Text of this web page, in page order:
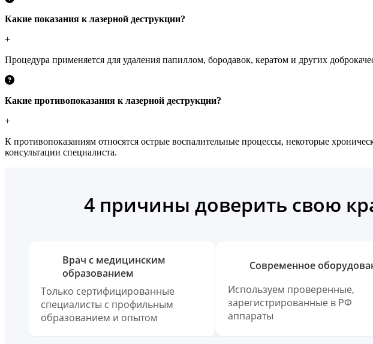
Какие показания к лазерной деструкции?
+
Процедура применяется для удаления папиллом, бородавок, кератом и других
Какие противопоказания к лазерной деструкции?
+
К противопоказаниям относятся острые воспалительные процессы, некоторые
консультации специалиста.
4 причины доверить свою
Врач с медицинским
образованием
Только сертифицированные
специалисты с профильным
образованием и опытом
Современное
Используем проверенные,
зарегистрированные в РФ
аппараты